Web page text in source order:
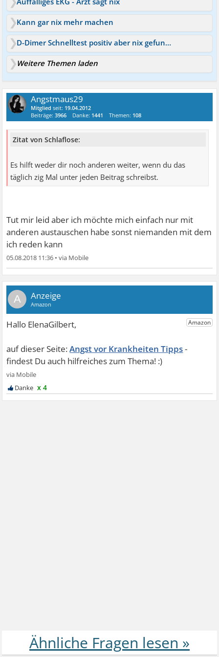
Kann gar nix mehr machen
D-Dimer Schnelltest positiv aber nix gefunden
Weitere Themen laden
Angstmaus29
Mitglied seit: 19.04.2012
Beiträge:3966 Danke: 1441 Themen: 108
Zitat von Schlaflose:
Es hilft weder dir noch anderen weiter, wenn du das
täglich zig Mal unter jeden Beitrag schreibst.
Tut mir leid aber ich möchte mich einfach nur mit
anderen austauschen habe sonst niemanden mit dem
ich reden kann
05.08.2018 11:36 •
A
Angst vor Krankheiten Tipps
x 4